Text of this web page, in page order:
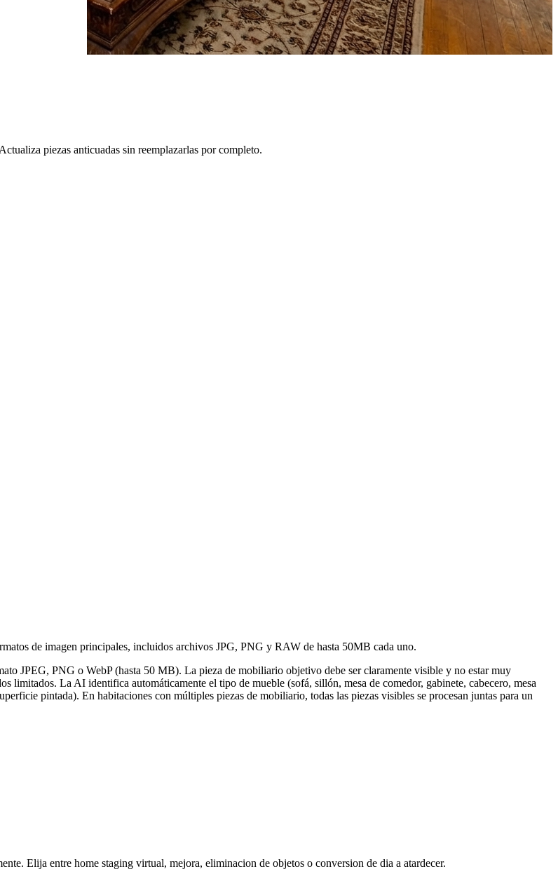
piezas anticuadas sin reemplazarlas por completo.
de imagen principales, incluidos archivos JPG, PNG y RAW de hasta 50MB cada uno.
JPEG, PNG o WebP (hasta 50 MB). La pieza de mobiliario objetivo debe ser claramente visible y no estar muy
limitados. La AI identifica automáticamente el tipo de mueble (sofá, sillón, mesa de comedor, gabinete, cabecero, mesa
pintada). En habitaciones con múltiples piezas de mobiliario, todas las piezas visibles se procesan juntas para un
Elija entre home staging virtual, mejora, eliminacion de objetos o conversion de dia a atardecer.